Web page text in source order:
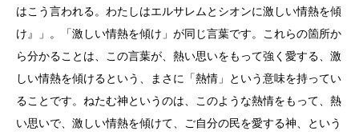
はこう言われる。わたしはエルサレムとシオンに激しい情熱を傾
け』」。「激しい情熱を傾け」が同じ言葉です。これらの箇所か
ら分かることは、この言葉が、熱い思いをもって強く愛する、激
しい情熱を傾けるという、まさに「熱情」という意味を持ってい
ることです。ねたむ神というのは、このような熱情をもって、熱
い思いで、激しい情熱を傾けて、ご自分の民を愛する神、という